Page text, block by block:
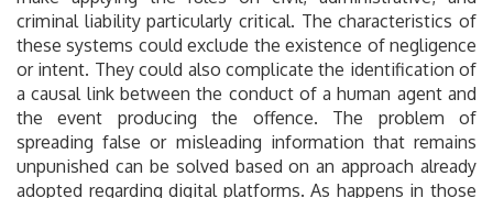
criminal liability particularly critical. The characteristics of
these systems could exclude the existence of negligence
or intent. They could also complicate the identification of
a causal link between the conduct of a human agent and
the event producing the offence. The problem of
spreading false or misleading information that remains
unpunished can be solved based on an approach already
adopted regarding digital platforms. As happens in those